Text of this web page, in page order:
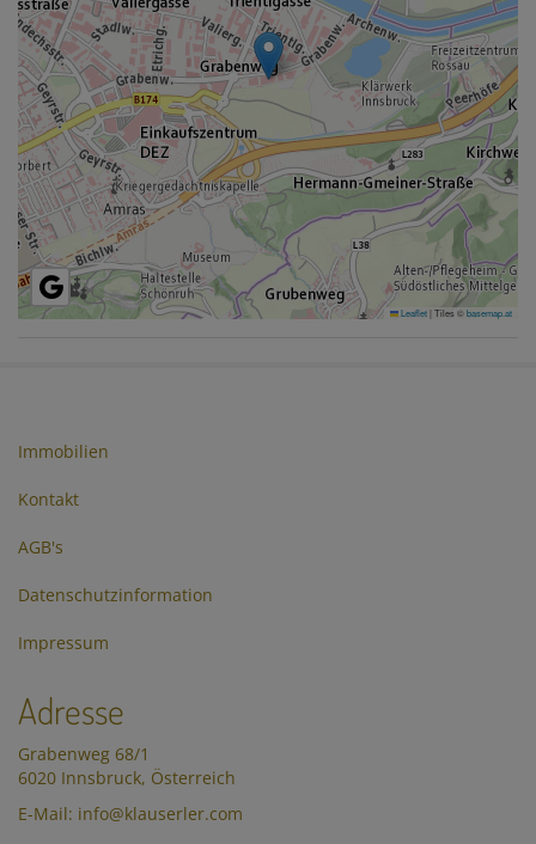
Leaflet|Tiles ©basemap.at
Immobilien
Kontakt
AGB's
Datenschutzinformation
Impressum
Adresse
Grabenweg 68/1
6020 Innsbruck, Österreich
E-Mail: info@klauserler.com